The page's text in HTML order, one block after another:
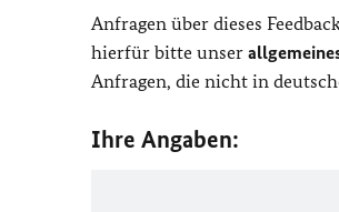
Anfragen über dieses
hierfür bitte unser
Anfragen, die nicht in
Ihre Angaben: